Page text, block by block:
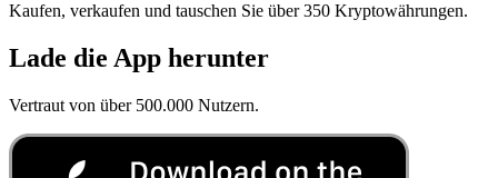
Kaufen, verkaufen und tauschen Sie über 350 Kryptowährungen.
Lade die App herunter
Vertraut von über 500.000 Nutzern.